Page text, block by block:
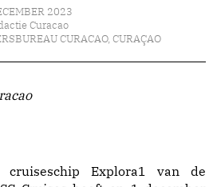
2023
Curacao
CURACAO, CURAÇAO
cruiseschip Explora1 van de